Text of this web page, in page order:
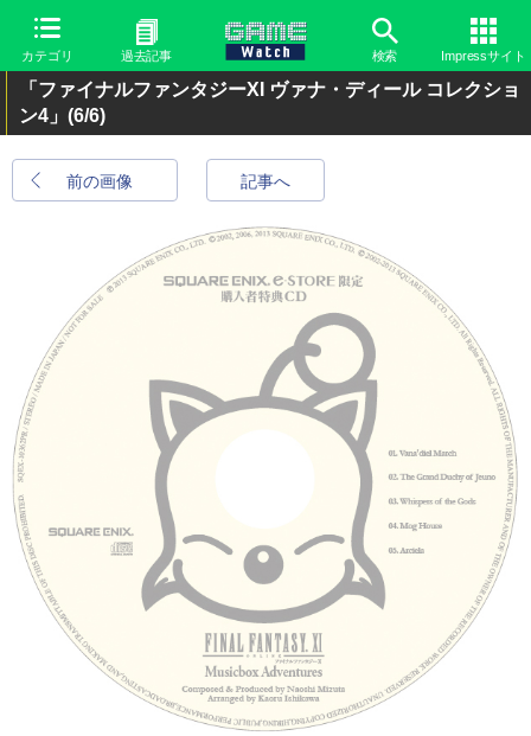
カテゴリ 過去記事 検索 Impressサイト
「ファイナルファンタジーXI ヴァナ・ディール コレクショ
ン4」 (6/6)
前の画像 記事へ